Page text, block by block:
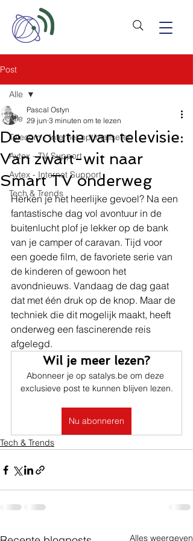
Post
Alle
Telecom - Internet optimaliseren
Avtex - TV Support
Avtex - Internet Support
Tech & Trends
Alle
De evolutie van televisie:
Van zwart-wit naar
Smart TV onderweg
Pascal Ostyn
29 jun 3 minuten om te lezen
Herken je het heerlijke gevoel? Na een
fantastische dag vol avontuur in de
buitenlucht plof je lekker op de bank
van je camper of caravan. Tijd voor
een goede film, de favoriete serie van
de kinderen of gewoon het
avondnieuws. Vandaag de dag gaat
dat met één druk op de knop. Maar de
techniek die dit mogelijk maakt, heeft
onderweg een fascinerende reis
afgelegd.
Wil je meer lezen?
Abonneer je op satalys.be om deze
exclusieve post te kunnen blijven lezen.
Nu abonneren
Tech & Trends
Alles weergeven